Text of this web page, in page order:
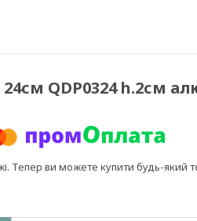
QDP0324 h.2см
Тепер ви можете купити будь-який